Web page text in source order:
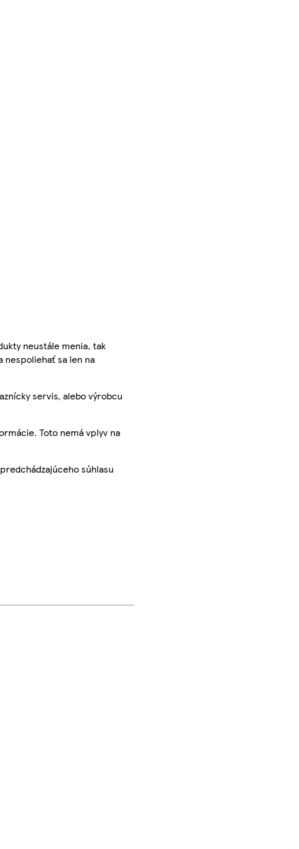
neustále menia, tak
nespoliehať sa len na
servis, alebo výrobcu
Toto nemá vplyv na
súhlasu